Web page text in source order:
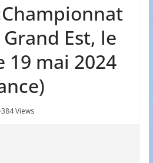
Est, le
19 mai 2024
384 Views